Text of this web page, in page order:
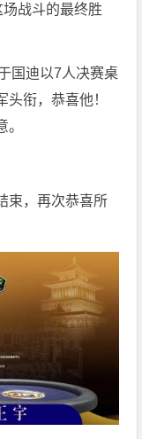
战斗的最终胜
国迪以7人决赛桌
衔，恭喜他！
束，再次恭喜所